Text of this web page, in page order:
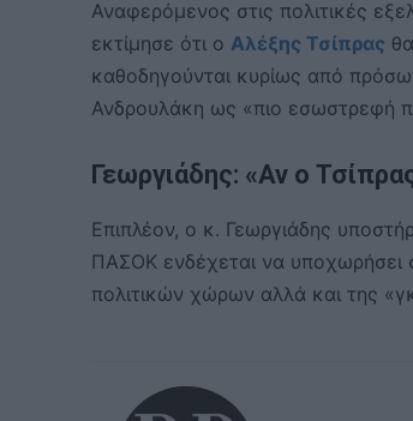
Αναφερόμενος στις πολιτικές
εκτίμησε ότι ο Αλέξης Τσίπρας
καθοδηγούνται κυρίως από
Ανδρουλάκη ως «πιο εσωστρεφή
Γεωργιάδης: «Αν ο
Επιπλέον, ο κ. Γεωργιάδης
ΠΑΣΟΚ ενδέχεται να υποχωρήσει
πολιτικών χώρων αλλά και της